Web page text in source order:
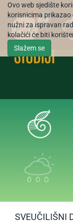
Ovo web sjedište
korisnicima
nužni za ispravan
kolačići će biti
Slažem se
SVEUČILIŠNI